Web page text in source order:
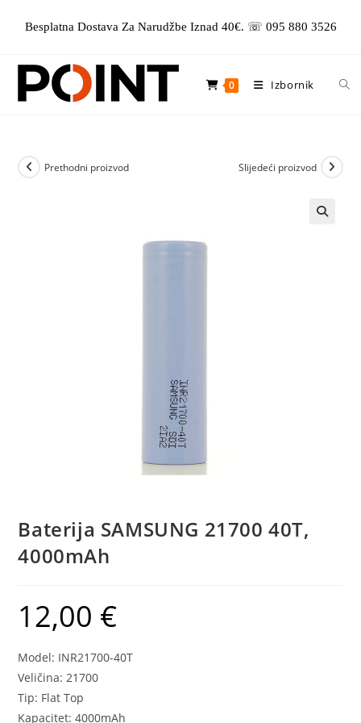
Besplatna Dostava Za Narudžbe Iznad 40€. ☏ 095 880 3526
0 Izbornik
Prethodni proizvod Slijedeći proizvod
Baterija SAMSUNG 21700 40T,
4000mAh
12,00 €
Model: INR21700-40T
Veličina: 21700
Tip: Flat Top
Kapacitet: 4000mAh